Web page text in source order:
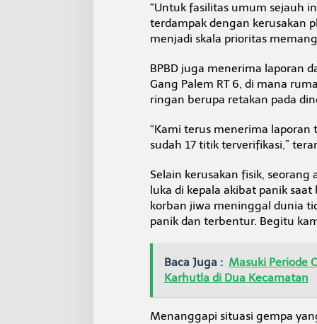
“Untuk fasilitas umum sejauh
terdampak dengan kerusakan
menjadi skala prioritas
BPBD juga menerima laporan
Gang Palem RT 6, di mana
ringan berupa retakan pada
“Kami terus menerima
sudah 17 titik terverifikasi,”
Selain kerusakan fisik,
luka di kepala akibat panik
korban jiwa meninggal dunia
panik dan terbentur. Begitu
Baca Juga : Masuki Periode
Karhutla di Dua Kecamatan
Menanggapi situasi gempa